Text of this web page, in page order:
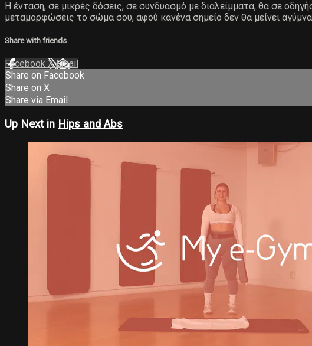
Η ένταση, σε μικρές δόσεις, σε συνδυασμό με διαλείμματα, θα σε
μεταμορφώσεις το σώμα σου, αφού κανένα σημείο δεν θα μείνει
Share with friends
Facebook XEmail
Share on Facebook
Share on X
Share via Email
Up Next in Hips and Abs